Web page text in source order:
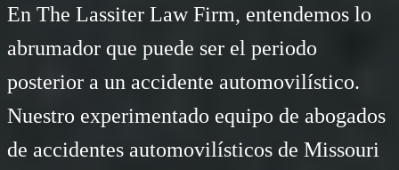
En The Lassiter Law Firm, entendemos lo
abrumador que puede ser el periodo
posterior a un accidente automovilístico.
Nuestro experimentado equipo de abogados
de accidentes automovilísticos de Missouri